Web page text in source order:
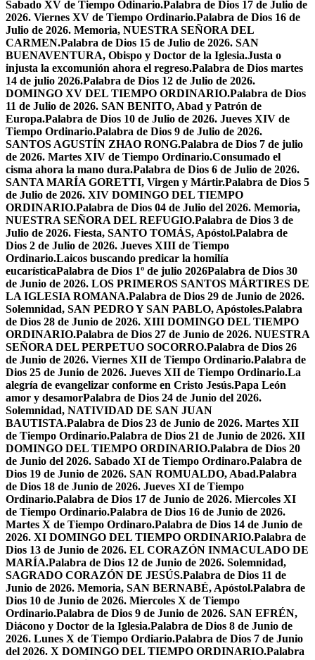
Sabado XV de Tiempo Odinario.Palabra de Dios 17 de Julio de
2026. Viernes XV de Tiempo Ordinario.Palabra de Dios 16 de
Julio de 2026. Memoria, NUESTRA SEÑORA DEL
CARMEN.Palabra de Dios 15 de Julio de 2026. SAN
BUENAVENTURA, Obispo y Doctor de la Iglesia.Justa o
injusta la excomunión ahora el regreso.Palabra de Dios martes
14 de julio 2026.Palabra de Dios 12 de Julio de 2026.
DOMINGO XV DEL TIEMPO ORDINARIO.Palabra de Dios
11 de Julio de 2026. SAN BENITO, Abad y Patrón de
Europa.Palabra de Dios 10 de Julio de 2026. Jueves XIV de
Tiempo Ordinario.Palabra de Dios 9 de Julio de 2026.
SANTOS AGUSTÍN ZHAO RONG.Palabra de Dios 7 de julio
de 2026. Martes XIV de Tiempo Ordinario.Consumado el
cisma ahora la mano dura.Palabra de Dios 6 de Julio de 2026.
SANTA MARÍA GORETTI, Virgen y Mártir.Palabra de Dios 5
de Julio de 2026. XIV DOMINGO DEL TIEMPO
ORDINARIO.Palabra de Dios 04 de Julio del 2026. Memoria,
NUESTRA SEÑORA DEL REFUGIO.Palabra de Dios 3 de
Julio de 2026. Fiesta, SANTO TOMÁS, Apóstol.Palabra de
Dios 2 de Julio de 2026. Jueves XIII de Tiempo
Ordinario.Laicos buscando predicar la homilía
eucarísticaPalabra de Dios 1º de julio 2026Palabra de Dios 30
de Junio de 2026. LOS PRIMEROS SANTOS MÁRTIRES DE
LA IGLESIA ROMANA.Palabra de Dios 29 de Junio de 2026.
Solemnidad, SAN PEDRO Y SAN PABLO, Apóstoles.Palabra
de Dios 28 de Junio de 2026. XIII DOMINGO DEL TIEMPO
ORDINARIO.Palabra de Dios 27 de Junio de 2026. NUESTRA
SEÑORA DEL PERPETUO SOCORRO.Palabra de Dios 26
de Junio de 2026. Viernes XII de Tiempo Ordinario.Palabra de
Dios 25 de Junio de 2026. Jueves XII de Tiempo Ordinario.La
alegría de evangelizar conforme en Cristo Jesús.Papa León
amor y desamorPalabra de Dios 24 de Junio del 2026.
Solemnidad, NATIVIDAD DE SAN JUAN
BAUTISTA.Palabra de Dios 23 de Junio de 2026. Martes XII
de Tiempo Ordinario.Palabra de Dios 21 de Junio de 2026. XII
DOMINGO DEL TIEMPO ORDINARIO.Palabra de Dios 20
de Junio del 2026. Sabado XI de Tiempo Ordinaro.Palabra de
Dios 19 de Junio de 2026. SAN ROMUALDO, Abad.Palabra
de Dios 18 de Junio de 2026. Jueves XI de Tiempo
Ordinario.Palabra de Dios 17 de Junio de 2026. Miercoles XI
de Tiempo Ordinario.Palabra de Dios 16 de Junio de 2026.
Martes X de Tiempo Ordinaro.Palabra de Dios 14 de Junio de
2026. XI DOMINGO DEL TIEMPO ORDINARIO.Palabra de
Dios 13 de Junio de 2026. EL CORAZÓN INMACULADO DE
MARÍA.Palabra de Dios 12 de Junio de 2026. Solemnidad,
SAGRADO CORAZÓN DE JESÚS.Palabra de Dios 11 de
Junio de 2026. Memoria, SAN BERNABÉ, Apóstol.Palabra de
Dios 10 de Junio de 2026. Miercoles X de Tiempo
Ordinario.Palabra de Dios 9 de Junio de 2026. SAN EFRÉN,
Diácono y Doctor de la Iglesia.Palabra de Dios 8 de Junio de
2026. Lunes X de Tiempo Ordiario.Palabra de Dios 7 de Junio
del 2026. X DOMINGO DEL TIEMPO ORDINARIO.Palabra